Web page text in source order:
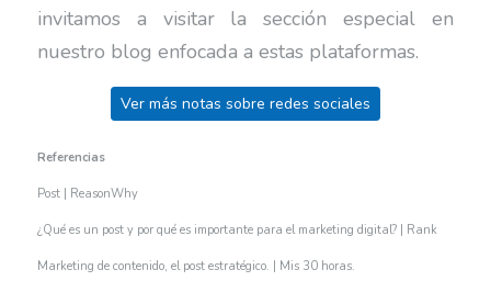
invitamos a visitar la sección especial en
nuestro blog enfocada a estas plataformas.
Ver más notas sobre redes sociales
Referencias
Post | ReasonWhy
¿Qué es un post y por qué es importante para el marketing digital? | Rank
Marketing de contenido, el post estratégico. | Mis 30 horas.